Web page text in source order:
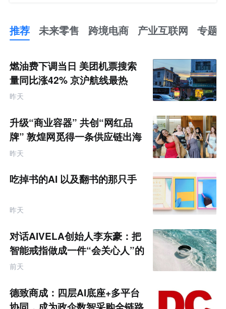
推荐 未来零售 跨境电商 产业互联网 专题
未
来
零
售
跨
境
商
产
业
互
联
网
题
燃油费下调当日 美团机票搜索
量同比涨42% 京沪航线最热
昨天
升级“商业容器” 共创“网红品
牌” 敦煌网觅得一条供应链出海
的新路径
昨天
吃掉书的AI 以及翻书的那只手
昨天
对话AIVELA创始人李东豪：把
智能戒指做成一件“会关心人”的
饰品
前天
德致商成：四层AI底座+多平台